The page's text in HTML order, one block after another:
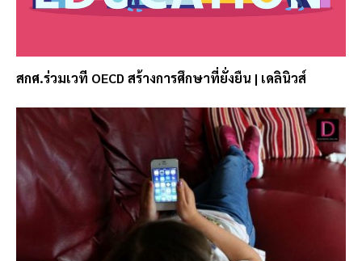
สกศ.ร่วมเวที OECD สร้างการศึกษาที่ยั่งยืน | เดลินิวส์